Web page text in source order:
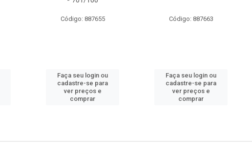
Código: 887655
Faça seu login ou
cadastre-se para
ver preços e
comprar
Código: 887663
Faça seu login ou
cadastre-se para
ver preços e
comprar